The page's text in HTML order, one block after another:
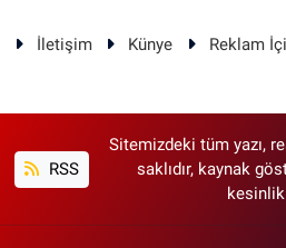
İletişim Künye Reklam
RSS
Sitemizdeki tüm yazı,
saklıdır, kaynak